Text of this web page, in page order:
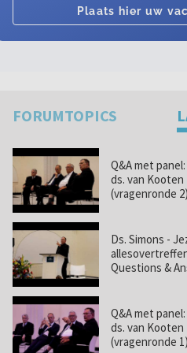
middelbare leeftijd
maar heb de Heere
me op en verdraagt me
voo...
FORUMTOPICS
Q&A met
ds. van Kooten
(vragenronde 2)
Ds. Simons -
Questions &
Q&A met
ds. van Kooten
(vragenronde 1)